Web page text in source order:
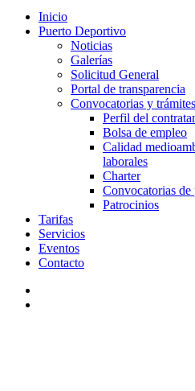
Inicio
Puerto Deportivo
Noticias
Galerías
Solicitud General
Portal de transparencia
Convocatorias y trámites
Perfil del
Bolsa de empleo
Calidad
laborales
Charter
Convocatorias de
Patrocinios
Tarifas
Servicios
Eventos
Contacto